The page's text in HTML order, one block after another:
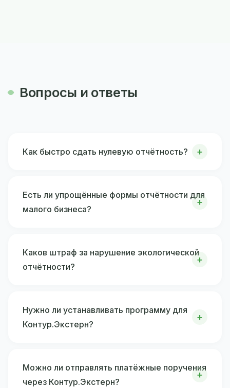
Вопросы и ответы
Как быстро сдать нулевую отчётность?
Есть ли упрощённые формы отчётности для
малого бизнеса?
Каков штраф за нарушение экологической
отчётности?
Нужно ли устанавливать программу для
Контур.Экстерн?
Можно ли отправлять платёжные поручения
через Контур.Экстерн?